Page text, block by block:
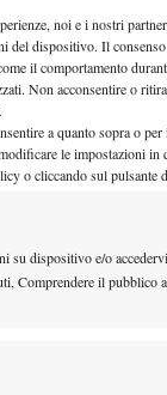
noi e i nostri
del dispositivo. Il
il comportamento
Non acconsentire o
a quanto sopra o
le impostazioni
o cliccando sul pulsante
su dispositivo e/o
Comprendere il pubblico
Bros, si
in campo
1 decisivo. A
smorto Llodra
punto e
via da
fronte due
Atp e Llodra
di nervi e a
volta in cui